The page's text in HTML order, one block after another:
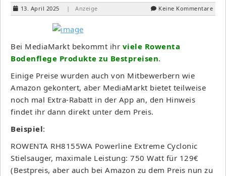
13. April 2025 | Anzeige Keine Kommentare
Bei MediaMarkt bekommt ihr viele Rowenta
Bodenflege Produkte zu Bestpreisen.
Einige Preise wurden auch von Mitbewerbern wie
Amazon gekontert, aber MediaMarkt bietet teilweise
noch mal Extra-Rabatt in der App an, den Hinweis
findet ihr dann direkt unter dem Preis.
Beispiel:
ROWENTA RH8155WA Powerline Extreme Cyclonic
Stielsauger, maximale Leistung: 750 Watt für 129€
(Bestpreis, aber auch bei Amazon zu dem Preis nun zu